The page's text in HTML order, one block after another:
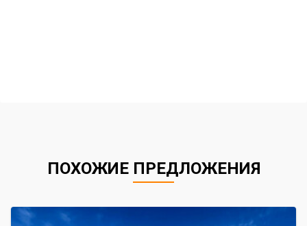
ПОХОЖИЕ ПРЕДЛОЖЕНИЯ